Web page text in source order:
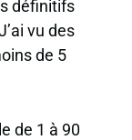
définitifs
vu des
de 5
de 1 à 90